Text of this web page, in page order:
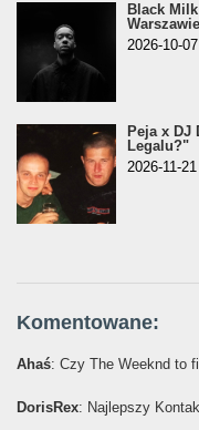
Black
Warszawie
2026-10-
Peja x DJ
Legalu?"
2026-11-
Komentowane:
Ahaś: Czy The Weeknd to
DorisRex: Najlepszy